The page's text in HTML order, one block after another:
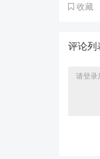
收藏
评论列